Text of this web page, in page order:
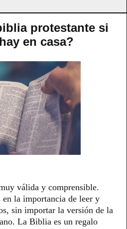
protestante si
en casa?
válida y comprensible.
la importancia de leer y
sin importar la versión de la
La Biblia es un regalo